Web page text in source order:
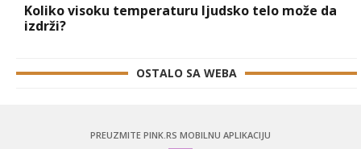
Koliko visoku temperaturu ljudsko telo može da
izdrži?
OSTALO SA WEBA
PREUZMITE PINK.RS MOBILNU APLIKACIJU